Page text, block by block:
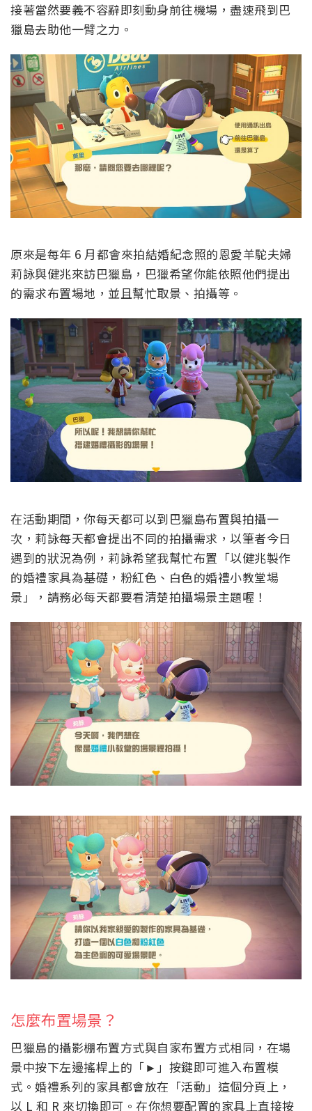
接著當然要義不容辭即刻動身前往機場，盡速飛到巴
獵島去助他一臂之力。
原來是每年 6 月都會來拍結婚紀念照的恩愛羊駝夫婦
莉詠與健兆來訪巴獵島，巴獵希望你能依照他們提出
的需求布置場地，並且幫忙取景、拍攝等。
在活動期間，你每天都可以到巴獵島布置與拍攝一
次，莉詠每天都會提出不同的拍攝需求，以筆者今日
遇到的狀況為例，莉詠希望我幫忙布置「以健兆製作
的婚禮家具為基礎，粉紅色、白色的婚禮小教堂場
景」，請務必每天都要看清楚拍攝場景主題喔！
怎麼布置場景？
巴獵島的攝影棚布置方式與自家布置方式相同，在場
景中按下左邊搖桿上的「►」按鍵即可進入布置模
式。婚禮系列的家具都會放在「活動」這個分頁上，
以 L 和 R 來切換即可。在你想要配置的家具上直接按